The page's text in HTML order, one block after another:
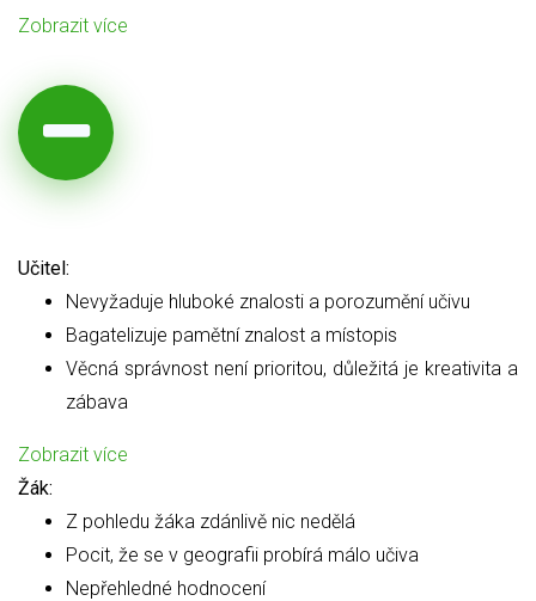
Zobrazit více
Učitel:
Nevyžaduje hluboké znalosti a porozumění učivu
Bagatelizuje pamětní znalost a místopis
Věcná správnost není prioritou, důležitá je kreativita a
zábava
Zobrazit více
Žák:
Z pohledu žáka zdánlivě nic nedělá
Pocit, že se v geografii probírá málo učiva
Nepřehledné hodnocení